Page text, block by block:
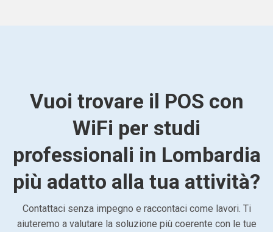
Vuoi trovare il POS con
WiFi per studi
professionali in Lombardia
più adatto alla tua attività?
Contattaci senza impegno e raccontaci come lavori. Ti
aiuteremo a valutare la soluzione più coerente con le tue